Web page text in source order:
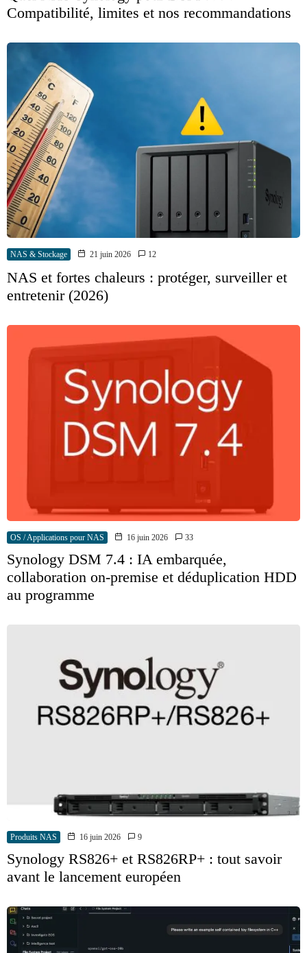
Compatibilité, limites et nos recommandations
NAS & Stockage 21 juin 2026 12
NAS et fortes chaleurs : protéger, surveiller et
entretenir (2026)
OS / Applications pour NAS 16 juin 2026 33
Synology DSM 7.4 : IA embarquée,
collaboration on-premise et déduplication HDD
au programme
Produits NAS 16 juin 2026 9
Synology RS826+ et RS826RP+ : tout savoir
avant le lancement européen